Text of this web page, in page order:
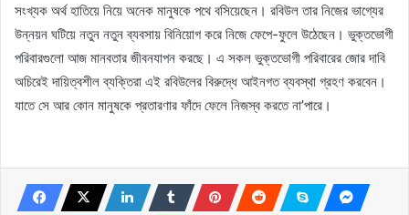
সংখ্যক অর্থ হাতিয়ে নিয়ে অনেক মানুষকে পথে বসিয়েছেন। রবিউল তার নিজের ভাগ্যের
উন্নয়ন ঘটিয়ে নতুন নতুন ব্যবসায় বিনিয়োগ করে নিজে ফেপে-ফুলে উঠেছেন। ভুক্তভোগী
পরিবারগুলো আজ মানবতার জীবনযাপন করছে। এ সকল ভুক্তভোগী পরিবারের জোর দাবি
অচিরেই দায়িত্বশীল ব্যক্তিরা এই রবিউলের বিরুদ্ধে আইনগত ব্যবস্থা গ্রহণ করবেন।
যাতে সে আর কোন মানুষকে প্রতারণার ফাঁদে ফেলে নিজস্ব করতে না’পারে।